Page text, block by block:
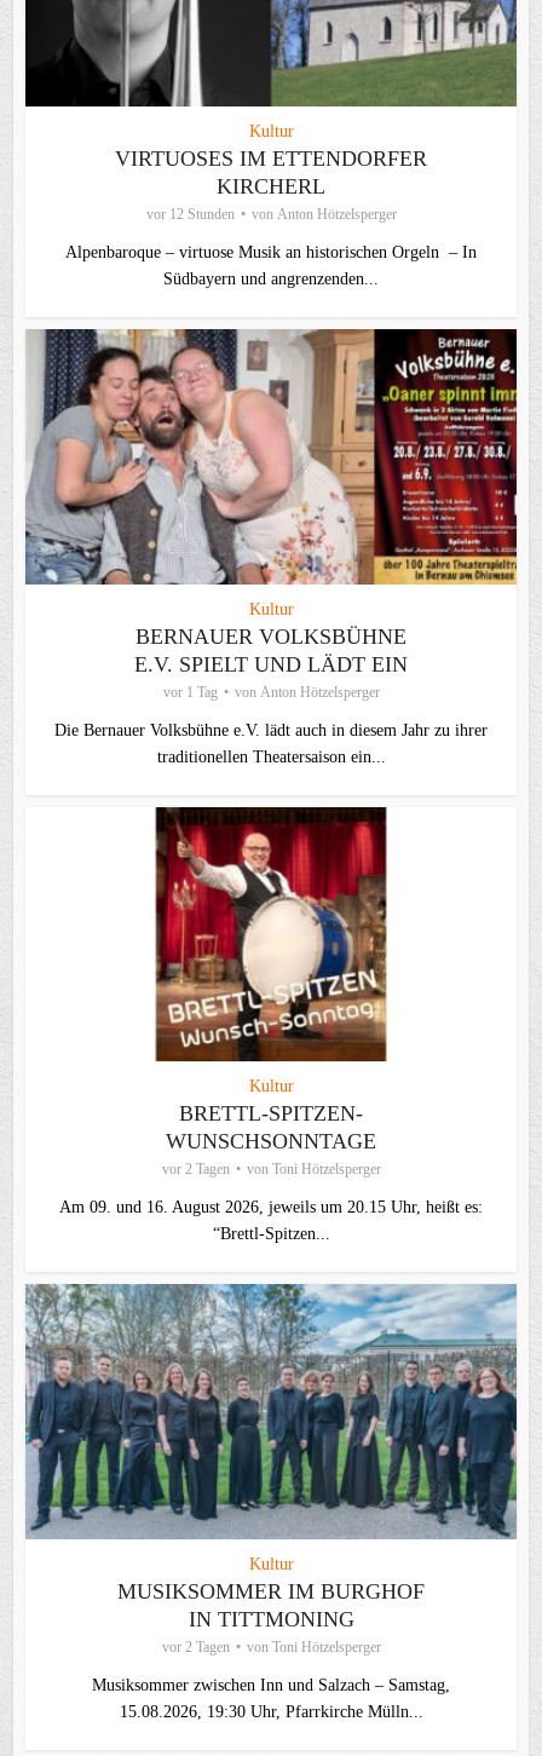
Kultur
VIRTUOSES IM ETTENDORFER
KIRCHERL
vor 12 Stunden von Anton Hötzelsperger
Alpenbaroque – virtuose Musik an historischen Orgeln – In
Südbayern und angrenzenden...
Kultur
BERNAUER VOLKSBÜHNE
E.V. SPIELT UND LÄDT EIN
vor 1 Tag von Anton Hötzelsperger
Die Bernauer Volksbühne e.V. lädt auch in diesem Jahr zu ihrer
traditionellen Theater­saison ein...
Kultur
BRETTL-SPITZEN-
WUNSCHSONNTAGE
vor 2 Tagen von Toni Hötzelsperger
Am 09. und 16. August 2026, jeweils um 20.15 Uhr, heißt es:
“Brettl-Spitzen...
Kultur
MUSIKSOMMER IM BURGHOF
IN TITTMONING
vor 2 Tagen von Toni Hötzelsperger
Musiksommer zwischen Inn und Salzach – Samstag,
15.08.2026, 19:30 Uhr, Pfarrkirche Mülln...